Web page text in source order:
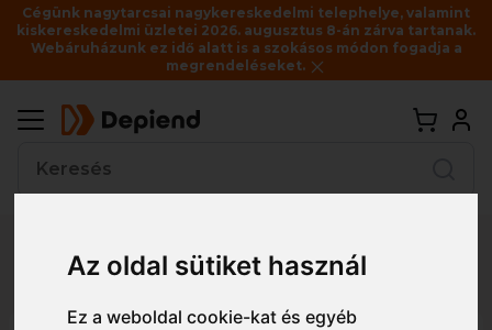
Az oldal sütiket használ
Ez a weboldal cookie-kat és egyéb
Cégünk nagytarcsai nagykereskedelmi telephelye, valamint
kiskereskedelmi üzletei 2026. augusztus 8-án zárva tartanak.
Webáruházunk ez idő alatt is a szokásos módon fogadja a
megrendeléseket.
Részletes nézet Egyszerű nézet